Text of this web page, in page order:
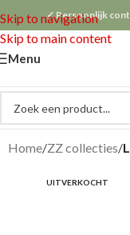
Skip to navigation
Skip to main content
✓ Persoonlijk
Menu
Home ZZ collecties
UITVERKOCHT